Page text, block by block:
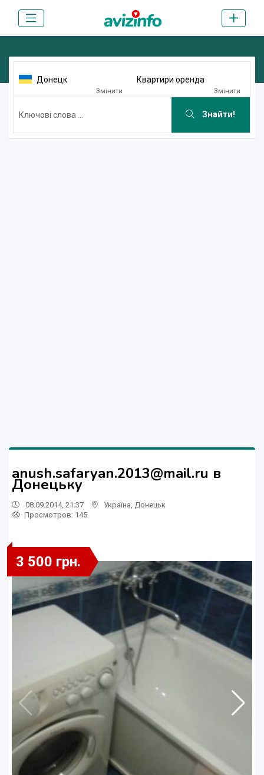
Донецк
Змінити
Квартири оренда
Змінити
Знайти!
anush.safaryan.2013@mail.ru в
Донецьку
08.09.2014, 21:37 Україна Донецьк
Просмотров: 145
3 500 грн.